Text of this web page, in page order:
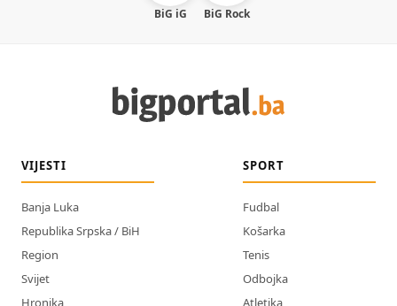
BiG iG BiG Rock
VIJESTI
Banja Luka
Republika Srpska / BiH
Region
Svijet
Hronika
SPORT
Fudbal
Košarka
Tenis
Odbojka
Atletika